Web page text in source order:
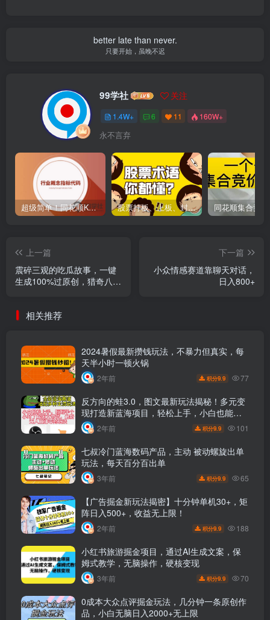
better late than never.
只要开始，虽晚不迟
99学社 关注
1.4W+ 6 11 160W+
永不言弃
超级简单！同花顺K线界面显示行业概念指标代码图解 股票打板、上板、封板、翘板、炸板是什么意思？炒股你必须懂的暗语！
上一篇
震碎三观的吃瓜故事，一键
生成100%过原创，猎奇八卦
下一篇
小众情感赛道靠聊天对话，
日入800+
相关推荐
2024暑假最新攒钱玩法，不暴力但真实，每
天半小时一顿火锅
2年前 积分9.9 77
反方向的蛙3.0，图文最新玩法揭秘！多元变
现打造新蓝海项目，轻松上手，小白也能成
功！2年前 积分9.9 101
七叔冷门蓝海数码产品，主动 被动螺旋出单
玩法，每天百分百出单
3年前 积分9.9 65
【广告掘金新玩法揭密】十分钟单机30+，矩
阵日入500+，收益无上限！
2年前 积分9.9 188
小红书旅游掘金项目，通过AI生成文案，保
姆式教学，无脑操作，硬核变现
3年前 积分9.9 70
0成本大众点评掘金玩法，几分钟一条原创作
品，小白无脑日入2000+无上限